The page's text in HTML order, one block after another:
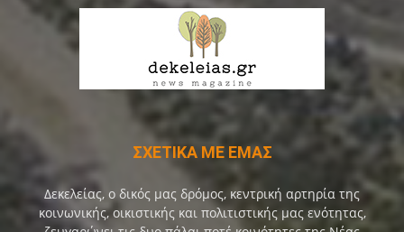
ΣΧΕΤΙΚΑ ΜΕ ΕΜΑΣ
Δεκελείας, ο δικός μας δρόμος, κεντρική αρτηρία της
κοινωνικής, οικιστικής και πολιτιστικής μας ενότητας,